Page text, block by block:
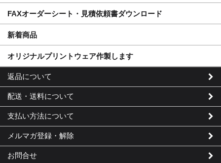
FAXオーダーシート・見積依頼書ダウンロード
新着商品
オリジナルプリントウェア作製します
返品について
配送・送料について
支払い方法について
メルマガ登録・解除
お問合せ